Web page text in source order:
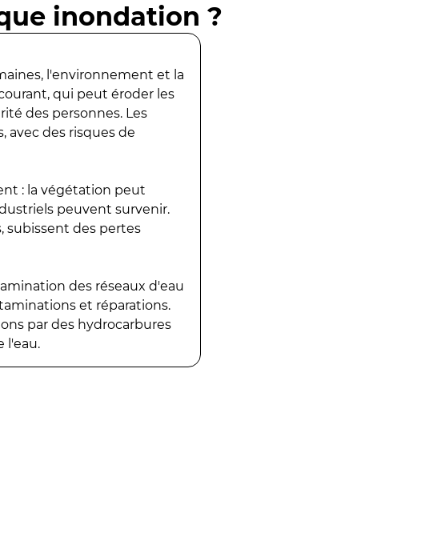
inondation ?
l'environnement et la
qui peut éroder les
des personnes. Les
avec des risques de
: la végétation peut
peuvent survenir.
subissent des pertes
des réseaux d'eau
et réparations.
par des hydrocarbures
l'eau.